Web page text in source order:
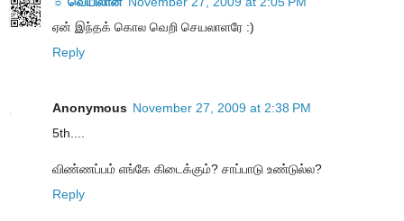
ஏன் இந்தக் கொல வெறி செயலாளரே :)
Reply
Anonymous November 27, 2009 at 2:38 PM
5th....
விண்ணப்பம் எங்கே கிடைக்கும்? சாப்பாடு உண்டுல்ல?
Reply